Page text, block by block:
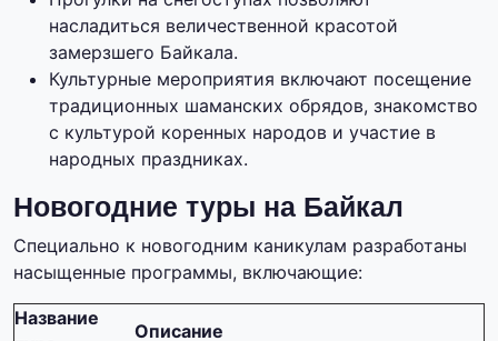
насладиться величественной красотой
замерзшего Байкала.
Культурные мероприятия включают посещение
традиционных шаманских обрядов, знакомство
с культурой коренных народов и участие в
народных праздниках.
Новогодние туры на Байкал
Специально к новогодним каникулам разработаны
насыщенные программы, включающие:
Название
Описание